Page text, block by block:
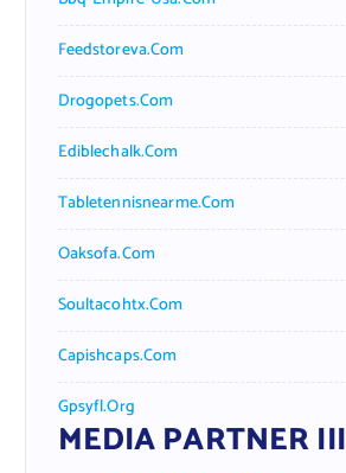
Feedstoreva.com
Drogopets.com
Ediblechalk.com
Tabletennisnearme.com
Oaksofa.com
Soultacohtx.com
Capishcaps.com
Gpsyfl.org
MEDIA PARTNER III